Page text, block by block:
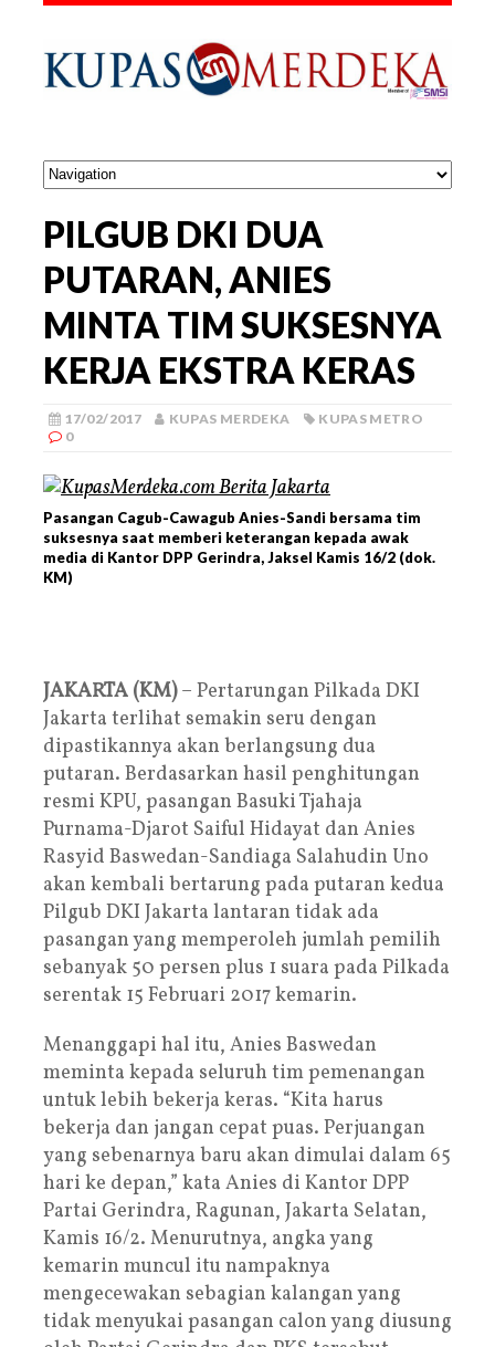
PILGUB DKI DUA
PUTARAN, ANIES
MINTA TIM SUKSESNYA
KERJA EKSTRA KERAS
17/02/2017 KUPAS MERDEKA
KUPAS METRO
0
Pasangan Cagub-Cawagub Anies-Sandi bersama tim
suksesnya saat memberi keterangan kepada awak
media di Kantor DPP Gerindra, Jaksel Kamis 16/2 (dok.
KM)
JAKARTA (KM)– Pertarungan Pilkada DKI
Jakarta terlihat semakin seru dengan
dipastikannya akan berlangsung dua
putaran. Berdasarkan hasil penghitungan
resmi KPU, pasangan Basuki Tjahaja
Purnama-Djarot Saiful Hidayat dan Anies
Rasyid Baswedan-Sandiaga Salahudin Uno
akan kembali bertarung pada putaran kedua
Pilgub DKI Jakarta lantaran tidak ada
pasangan yang memperoleh jumlah pemilih
sebanyak 50 persen plus 1 suara pada Pilkada
serentak 15 Februari 2017 kemarin.
Menanggapi hal itu, Anies Baswedan
meminta kepada seluruh tim pemenangan
untuk lebih bekerja keras. “Kita harus
bekerja dan jangan cepat puas. Perjuangan
yang sebenarnya baru akan dimulai dalam 65
hari ke depan,” kata Anies di Kantor DPP
Partai Gerindra, Ragunan, Jakarta Selatan,
Kamis 16/2. Menurutnya, angka yang
kemarin muncul itu nampaknya
mengecewakan sebagian kalangan yang
tidak menyukai pasangan calon yang diusung